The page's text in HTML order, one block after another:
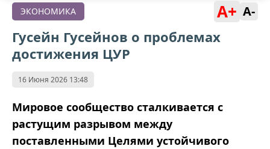
ЭКОНОМИКА A+ A-
Гусейн Гусейнов о проблемах
достижения ЦУР
16 Июня 2026 13:48
Мировое сообщество сталкивается с
растущим разрывом между
поставленными Целями устойчивого